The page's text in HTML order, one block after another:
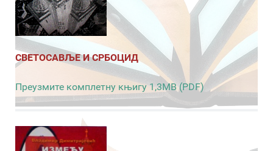
СВЕТОСАВЉЕ И СРБОЦИД
Преузмите комплетну књигу 1,3MB (PDF)